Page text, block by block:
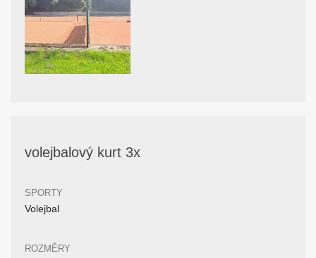
volejbalový kurt 3x
SPORTY
Volejbal
ROZMĚRY